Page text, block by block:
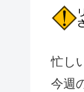
忙し
今週